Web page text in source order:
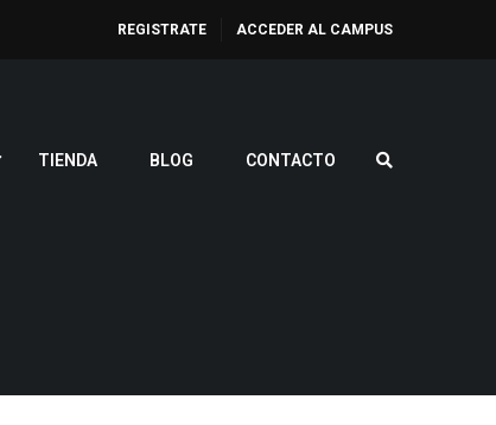
REGISTRATE ACCEDER AL CAMPUS
TIENDA BLOG CONTACTO